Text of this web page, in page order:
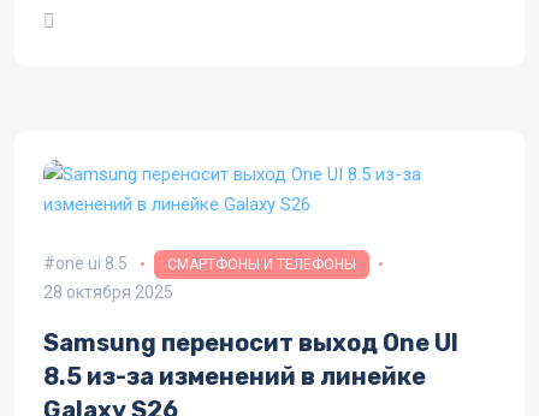
one ui 8.5 СМАРТФОНЫ И ТЕЛЕФОНЫ
28 октября 2025
Samsung переносит выход One UI
8.5 из-за изменений в линейке
Galaxy S26